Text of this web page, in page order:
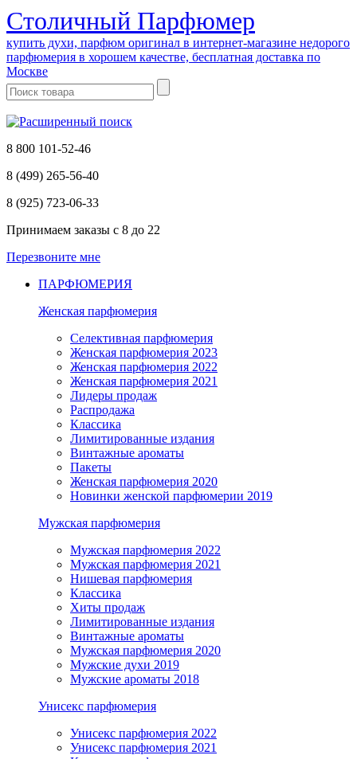
Cтоличный Парфюмер
купить духи, парфюм оригинал в интернет-магазине недорого
парфюмерия в хорошем качестве, бесплатная доставка по
Москве
8 800 101-52-46
8 (499) 265-56-40
8 (925) 723-06-33
Принимаем заказы с 8 до 22
Перезвоните мне
ПАРФЮМЕРИЯ
Женская парфюмерия
Селективная парфюмерия
Женская парфюмерия 2023
Женская парфюмерия 2022
Женская парфюмерия 2021
Лидеры продаж
Распродажа
Классика
Лимитированные издания
Винтажные ароматы
Пакеты
Женская парфюмерия 2020
Новинки женской парфюмерии 2019
Мужская парфюмерия
Мужская парфюмерия 2022
Мужская парфюмерия 2021
Нишевая парфюмерия
Классика
Хиты продаж
Лимитированные издания
Винтажные ароматы
Мужская парфюмерия 2020
Мужские духи 2019
Мужские ароматы 2018
Унисекс парфюмерия
Унисекс парфюмерия 2022
Унисекс парфюмерия 2021